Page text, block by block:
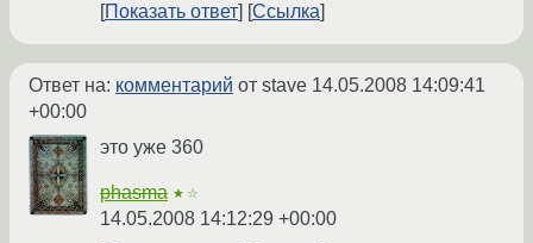
Показать ответ
Ссылка
Ответ на: комментарий от stave 14.05.2008 14:09:41
+00:00
это уже 360
phasma ★☆
14.05.2008 14:12:29 +00:00